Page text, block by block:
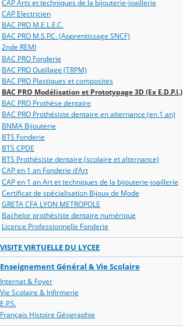
CAP Arts et techniques de la bijouterie-joaillerie
CAP Electricien
BAC PRO M.E.L.E.C.
BAC PRO M.S.P.C. (Apprentissage SNCF)
2nde REMI
BAC PRO Fonderie
BAC PRO Outillage (TRPM)
BAC PRO Plastiques et composites
BAC PRO Modélisation et Prototypage 3D (Ex E.D.P.I.)
BAC PRO Prothèse dentaire
BAC PRO Prothésiste dentaire en alternance (en 1 an)
BNMA Bijouterie
BTS Fonderie
BTS CPDE
BTS Prothésiste dentaire (scolaire et alternance)
CAP en 1 an Fonderie d'Art
CAP en 1 an Art et techniques de la bijouterie-joaillerie
Certificat de spécialisation Bijoux de Mode
GRETA CFA LYON METROPOLE
Bachelor prothésiste dentaire numérique
Licence Professionnelle Fonderie
VISITE VIRTUELLE DU LYCEE
Enseignement Général & Vie Scolaire
Internat & Foyer
Vie Scolaire & Infirmerie
E.P.S.
Français Histoire Géographie